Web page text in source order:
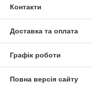
Контакти
Доставка та оплата
Графік роботи
Повна версія сайту